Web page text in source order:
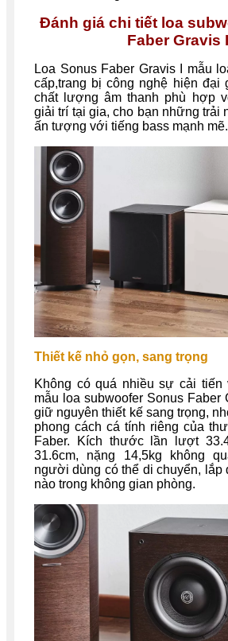
Đánh giá chi tiết loa
Faber Gravis I
Loa Sonus Faber Gravis I mẫu
cấp,trang bị công nghệ hiện đại
chất lượng âm thanh phù hợp
giải trí tại gia, cho bạn những trải
ấn tượng với tiếng bass mạnh mẽ.
Thiết kế nhỏ gọn, sang trọng
Không có quá nhiều sự cải
mẫu loa subwoofer Sonus Faber
giữ nguyên thiết kế sang trọng,
phong cách cá tính riêng của
Faber. Kích thước lần lượt
31.6cm, nặng 14,5kg không
người dùng có thể di chuyển, lắp
nào trong không gian phòng.